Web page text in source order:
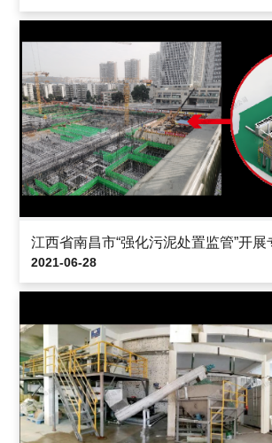
江西省南昌市“强化污泥处置监管”开
2021-06-28